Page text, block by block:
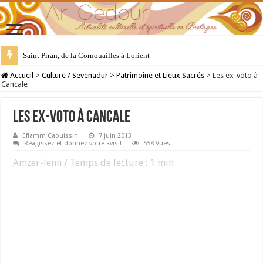
Saint Piran, de la Cornouailles à Lorient
28 juillet : Saint Samson de Dol, père de la Bretagne chrétienne
Accueil > Culture / Sevenadur > Patrimoine et Lieux Sacrés > Les ex-voto à
Cancale
Les ex-voto à Cancale
Eflamm Caouissin
7 juin 2013
Réagissez et donnez votre avis !
558 Vues
Amzer-lenn / Temps de lecture : 1 min